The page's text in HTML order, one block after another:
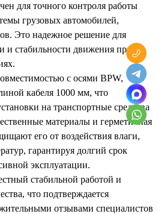
для точного контроля работы
грузовых автомобилей,
Это надежное решение для
и стабильности движения при
с осями BPW,
кабеля 1000 мм, что
на транспортные средства
материалы и герметичная
его от воздействия влаги,
гарантируя долгий срок
эксплуатации.
стабильной работой и
что подтверждается
отзывами специалистов